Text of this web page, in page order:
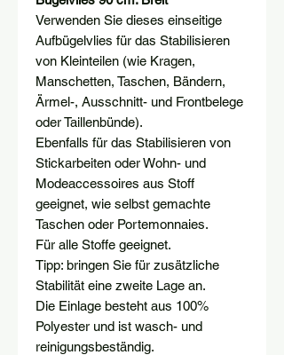
Verwenden Sie dieses einseitige
Aufbügelvlies für das Stabilisieren
von Kleinteilen (wie Kragen,
Manschetten, Taschen, Bändern,
Ärmel-, Ausschnitt- und Frontbelege
oder Taillenbünde).
Ebenfalls für das Stabilisieren von
Stickarbeiten oder Wohn- und
Modeaccessoires aus Stoff
geeignet, wie selbst gemachte
Taschen oder Portemonnaies.
Für alle Stoffe geeignet.
Tipp: bringen Sie für zusätzliche
Stabilität eine zweite Lage an.
Die Einlage besteht aus 100%
Polyester und ist wasch- und
reinigungsbeständig.